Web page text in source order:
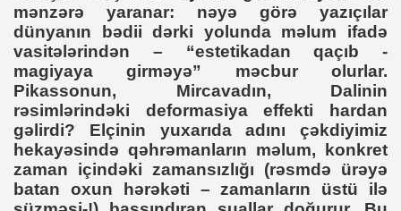
mənzərə yaranar: nəyə görə yazıçılar
dünyanın bədii dərki yolunda məlum ifadə
vasitələrindən – “estetikadan qaçıb -
magiyaya girməyə” məcbur olurlar.
Pikassonun, Mircavadın, Dalinin
rəsimlərindəki deformasiya effekti hardan
gəlirdi? Elçinin yuxarıda adını çəkdiyimiz
hekayəsində qəhrəmanların məlum, konkret
zaman içindəki zamansızlığı (rəsmdə ürəyə
batan oxun hərəkəti – zamanların üstü ilə